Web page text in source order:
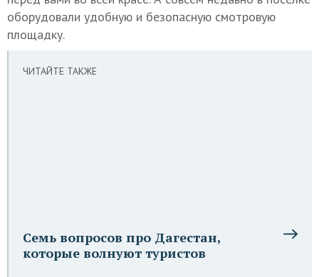
оборудовали удобную и безопасную смотровую
площадку.
ЧИТАЙТЕ ТАКЖЕ
Семь вопросов про Дагестан,
которые волнуют туристов